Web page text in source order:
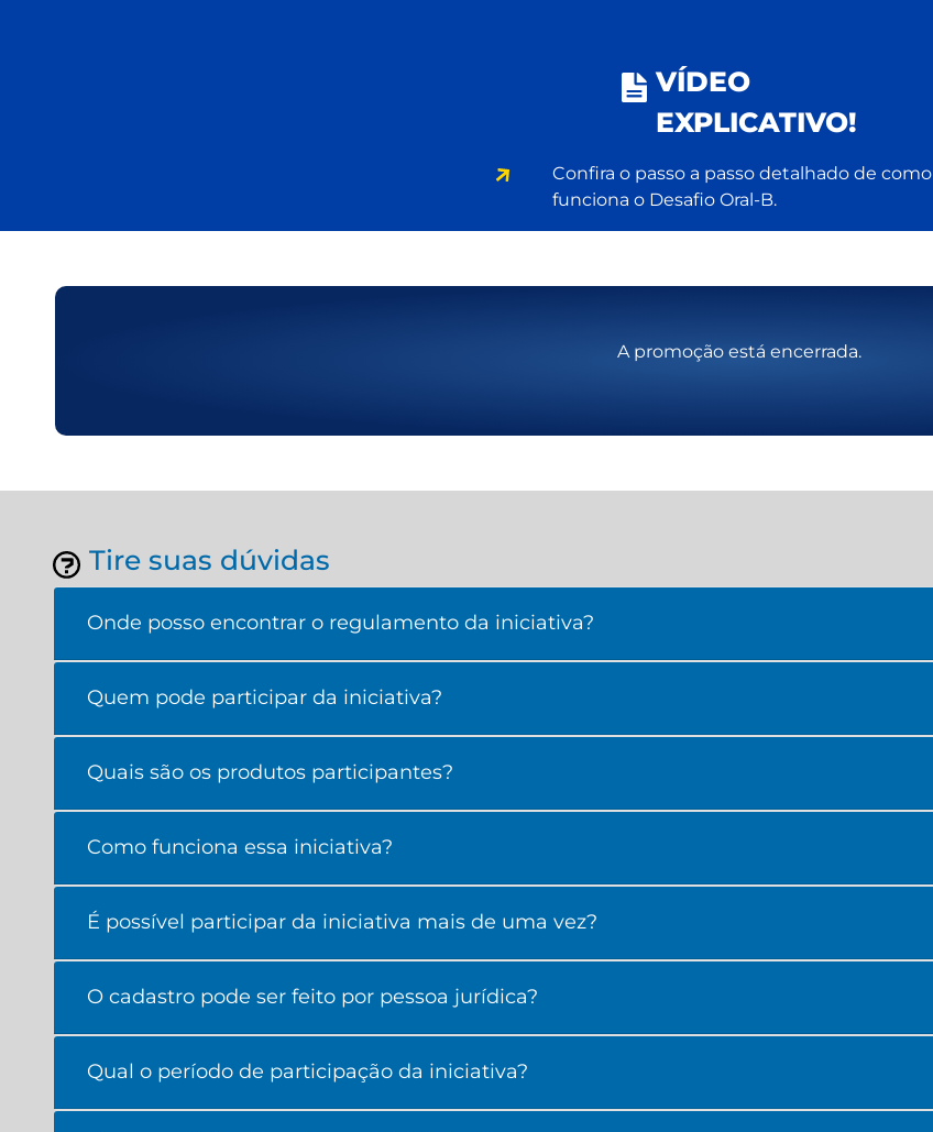
VÍDEO
EXPLICATIVO!
Confira o passo a passo detalhado de como
funciona o Desafio Oral-B.
A promoção está encerrada.
Tire suas dúvidas
Onde posso encontrar o regulamento da iniciativa?
Quem pode participar da iniciativa?
Quais são os produtos participantes?
Como funciona essa iniciativa?
É possível participar da iniciativa mais de uma vez?
O cadastro pode ser feito por pessoa jurídica?
Qual o período de participação da iniciativa?